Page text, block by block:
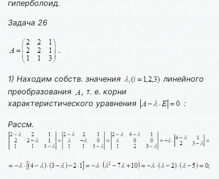
гиперболоид.
Задача 26
.
1) Находим собств. значения
линейного
преобразования
, т. е. корни
характеристического уравнения
:
Рассм.